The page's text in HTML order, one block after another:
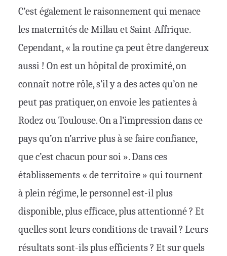
C’est également le raisonnement qui menace
les maternités de Millau et Saint-Affrique.
Cependant, « la routine ça peut être dangereux
aussi ! On est un hôpital de proximité, on
connaît notre rôle, s’il y a des actes qu’on ne
peut pas pratiquer, on envoie les patientes à
Rodez ou Toulouse. On a l’impression dans ce
pays qu’on n’arrive plus à se faire confiance,
que c’est chacun pour soi ». Dans ces
établissements « de territoire » qui tournent
à plein régime, le personnel est-il plus
disponible, plus efficace, plus attentionné ? Et
quelles sont leurs conditions de travail ? Leurs
résultats sont-ils plus efficients ? Et sur quels